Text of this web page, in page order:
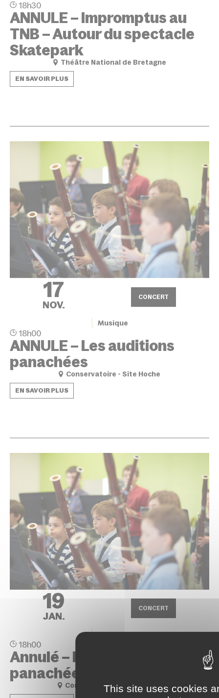
18h30
ANNULE – Impromptus au
TNB – Autour du spectacle
Skatepark
Théâtre National de Bretagne
EN SAVOIR PLUS
17
NOV.
CONCERT
Musique
18h00
ANNULE – Les auditions
panachées
Conservatoire - Site Hoche
EN SAVOIR PLUS
19
JAN.
CONCERT
18h00
Annulé – Les auditions
panachées
Conservatoire - Site Blosne
This site uses cookies